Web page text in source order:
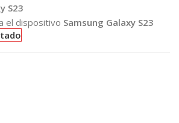
S23
el dispositivo Samsung Galaxy S23